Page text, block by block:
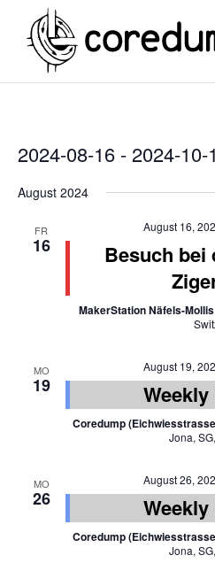
2024-08-16 - 2024-10-
August 2024
FR
16
August 16,
Besuch bei
MakerStation Näfels-Mollis
MO
19
August 19,
Coredump
Jona,
MO
26
August 26,
Coredump
Jona,